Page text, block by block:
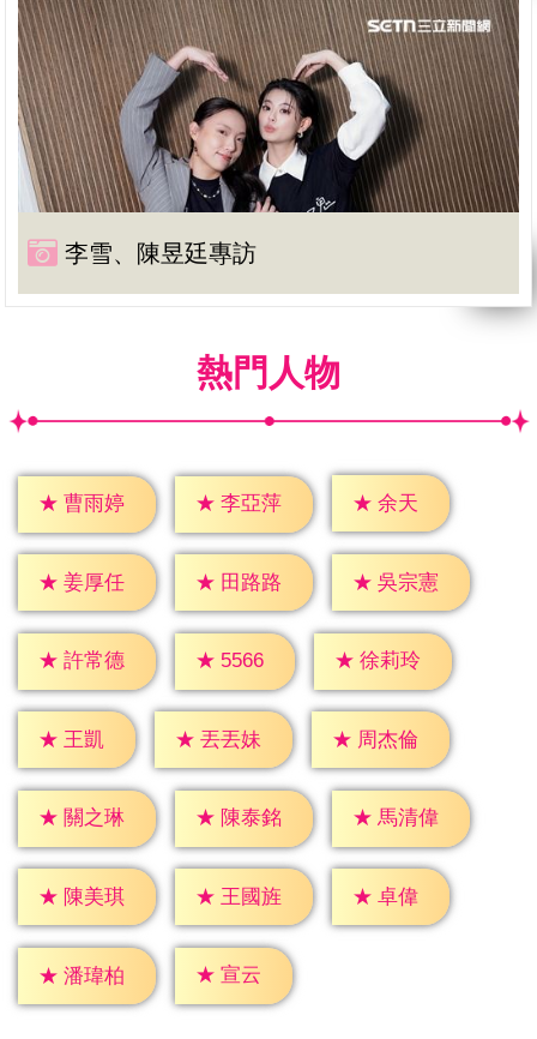
李雪、陳昱廷專訪
熱門人物
★ 曹雨婷 ★ 李亞萍 ★ 余天
★ 姜厚任 ★ 田路路 ★ 吳宗憲
★ 許常德 ★ 5566 ★ 徐莉玲
★ 王凱 ★ 丟丟妹 ★ 周杰倫
★ 關之琳 ★ 陳泰銘 ★ 馬清偉
★ 陳美琪 ★ 王國旌 ★ 卓偉
★ 潘瑋柏 ★ 宣云